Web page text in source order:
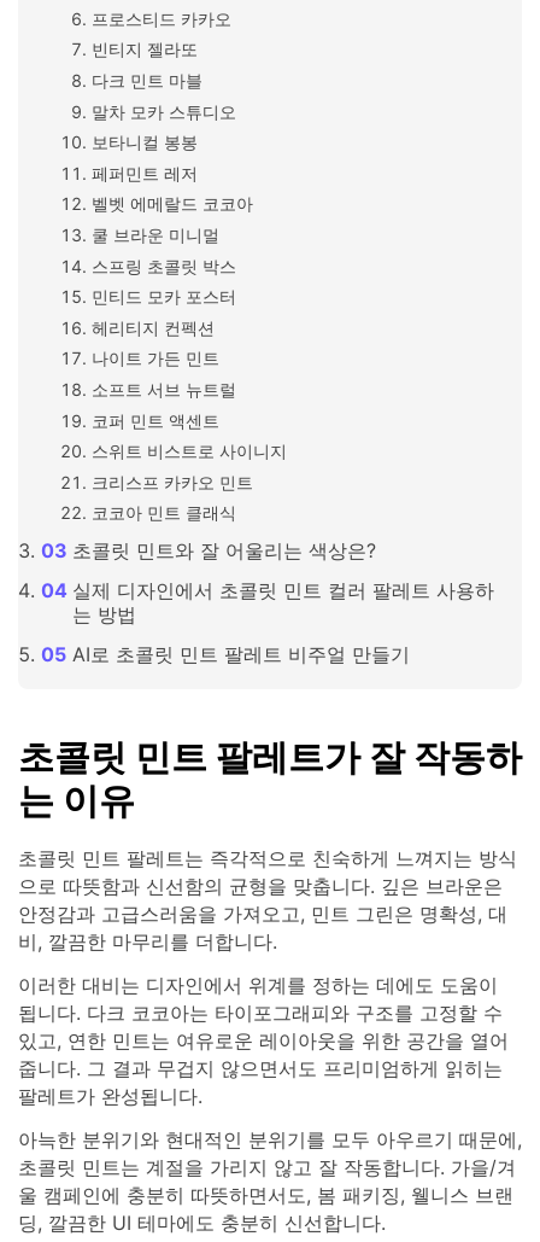
프로스티드 카카오
빈티지 젤라또
다크 민트 마블
말차 모카 스튜디오
보타니컬 봉봉
페퍼민트 레저
벨벳 에메랄드 코코아
쿨 브라운 미니멀
스프링 초콜릿 박스
민티드 모카 포스터
헤리티지 컨펙션
나이트 가든 민트
소프트 서브 뉴트럴
코퍼 민트 액센트
스위트 비스트로 사이니지
크리스프 카카오 민트
코코아 민트 클래식
초콜릿 민트와 잘 어울리는 색상은?
실제 디자인에서 초콜릿 민트 컬러 팔레트 사용하
는 방법
AI로 초콜릿 민트 팔레트 비주얼 만들기
초콜릿 민트 팔레트가 잘 작동하
는 이유
초콜릿 민트 팔레트는 즉각적으로 친숙하게 느껴지는 방식
으로 따뜻함과 신선함의 균형을 맞춥니다. 깊은 브라운은
안정감과 고급스러움을 가져오고, 민트 그린은 명확성, 대
비, 깔끔한 마무리를 더합니다.
이러한 대비는 디자인에서 위계를 정하는 데에도 도움이
됩니다. 다크 코코아는 타이포그래피와 구조를 고정할 수
있고, 연한 민트는 여유로운 레이아웃을 위한 공간을 열어
줍니다. 그 결과 무겁지 않으면서도 프리미엄하게 읽히는
팔레트가 완성됩니다.
아늑한 분위기와 현대적인 분위기를 모두 아우르기 때문에,
초콜릿 민트는 계절을 가리지 않고 잘 작동합니다. 가을/겨
울 캠페인에 충분히 따뜻하면서도, 봄 패키징, 웰니스 브랜
딩, 깔끔한 UI 테마에도 충분히 신선합니다.